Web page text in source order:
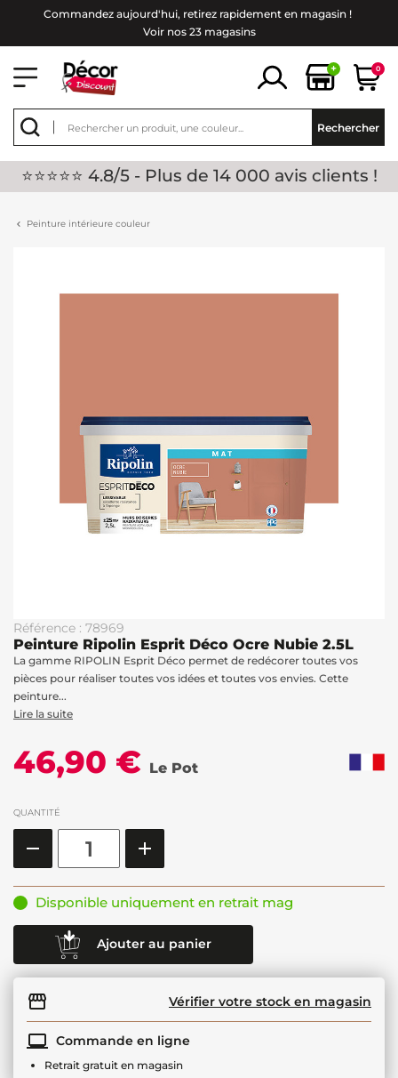
Commandez aujourd'hui, retirez rapidement en magasin !
Voir nos 23 magasins
+ 0
Rechercher
⭐⭐⭐⭐⭐ 4.8/5 - Plus de 14 000 avis clients !
Peinture intérieure couleur
Référence : 78969
Peinture Ripolin Esprit Déco Ocre Nubie 2.5L
La gamme RIPOLIN Esprit Déco permet de redécorer toutes vos
pièces pour réaliser toutes vos idées et toutes vos envies. Cette
peinture...
Lire la suite
46,90 € Le Pot
QUANTITÉ
Disponible uniquement en retrait mag
Ajouter au panier
Vérifier votre stock en magasin
Commande en ligne
Retrait gratuit en magasin